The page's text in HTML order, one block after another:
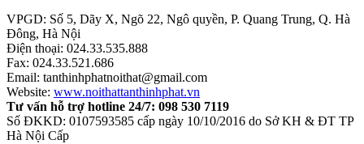
VPGD: Số 5, Dãy X, Ngõ 22, Ngô quyền, P. Quang Trung, Q. Hà
Đông, Hà Nội
Điện thoại: 024.33.535.888
Fax: 024.33.521.686
Email: tanthinhphatnoithat@gmail.com
Website: www.noithattanthinhphat.vn
Tư vấn hỗ trợ hotline 24/7: 098 530 7119
Số ĐKKD: 0107593585 cấp ngày 10/10/2016 do Sở KH & ĐT TP
Hà Nội Cấp